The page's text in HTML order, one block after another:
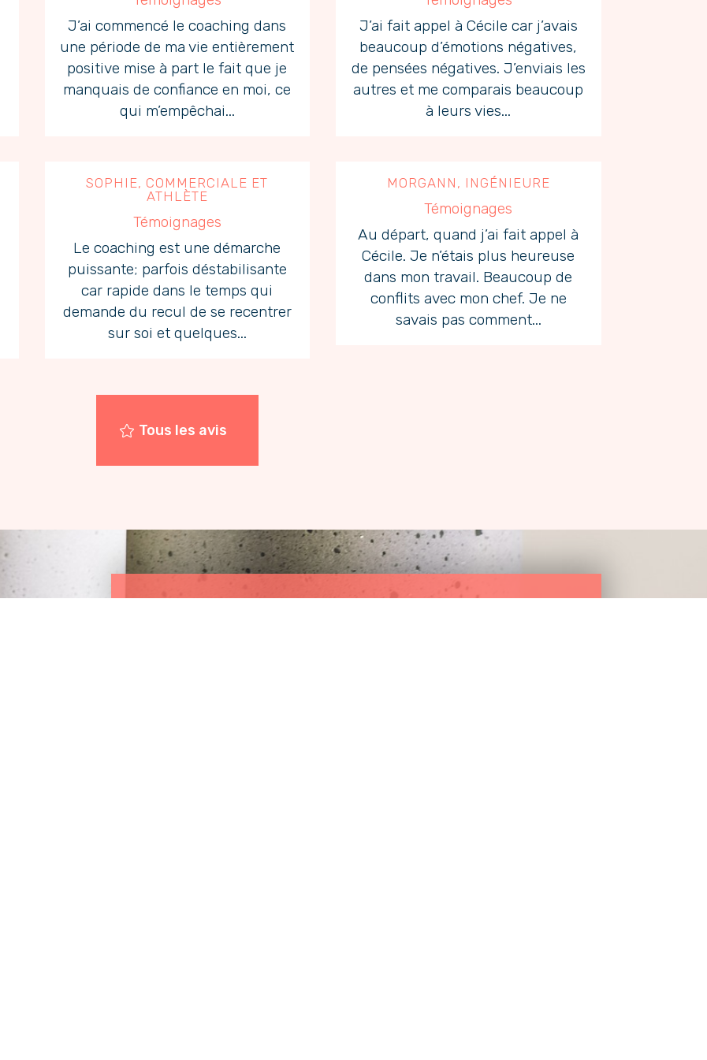
J’ai commencé le coaching dans
une période de ma vie entièrement
positive mise à part le fait que je
manquais de confiance en moi, ce
qui m’empêchai...
SOPHIE, COMMERCIALE ET
ATHLÈTE
Témoignages
Le coaching est une démarche
puissante; parfois déstabilisante
car rapide dans le temps qui
demande du recul de se recentrer
sur soi et quelques...
J’ai fait appel à Cécile car j’avais
beaucoup d’émotions négatives,
de pensées négatives. J’enviais les
autres et me comparais beaucoup
à leurs vies...
MORGANN, INGÉNIEURE
Témoignages
Au départ, quand j’ai fait appel à
Cécile. Je n’étais plus heureuse
dans mon travail. Beaucoup de
conflits avec mon chef. Je ne
savais pas comment...
Tous les avis